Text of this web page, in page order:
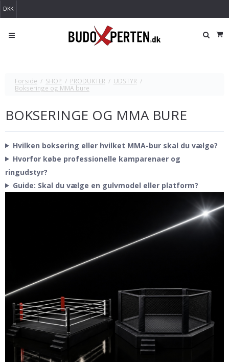
DKK
Forside / SHOP / PRODUKTER / UDSTYR /
Bokseringe og MMA bure
BOKSERINGE OG MMA BURE
Hvilken boksering eller hvilket MMA-bur skal du vælge?
Hvorfor købe professionelle kamparenaer og
ringudstyr?
Guide: Skal du vælge en gulvmodel eller platform?